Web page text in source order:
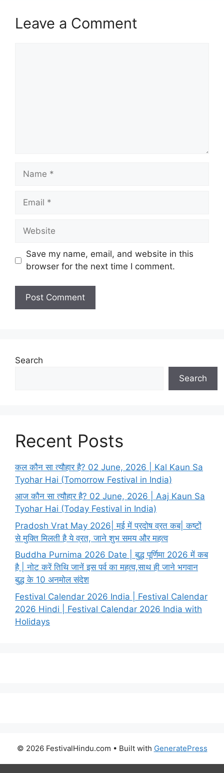
Leave a Comment
s
t
Save my name, email, and website in this
browser for the next time I comment.
Search
Search
Recent Posts
कल कौन सा त्यौहार है? 02 June, 2026 | Kal Kaun Sa
Tyohar Hai (Tomorrow Festival in India)
आज कौन सा त्यौहार है? 02 June, 2026 | Aaj Kaun Sa
Tyohar Hai (Today Festival in India)
Pradosh Vrat May 2026| मई में प्रदोष व्रत कब| कष्टों
से मुक्ति मिलती है ये व्रत, जाने शुभ समय और महत्व
Buddha Purnima 2026 Date | बुद्ध पूर्णिमा 2026 में कब
है | नोट करें तिथि जानें इस पर्व का महत्व,साथ ही जाने भगवान
बुद्ध के 10 अनमोल संदेश
Festival Calendar 2026 India | Festival Calendar
2026 Hindi | Festival Calendar 2026 India with
Holidays
© 2026 FestivalHindu.com • Built with GeneratePress